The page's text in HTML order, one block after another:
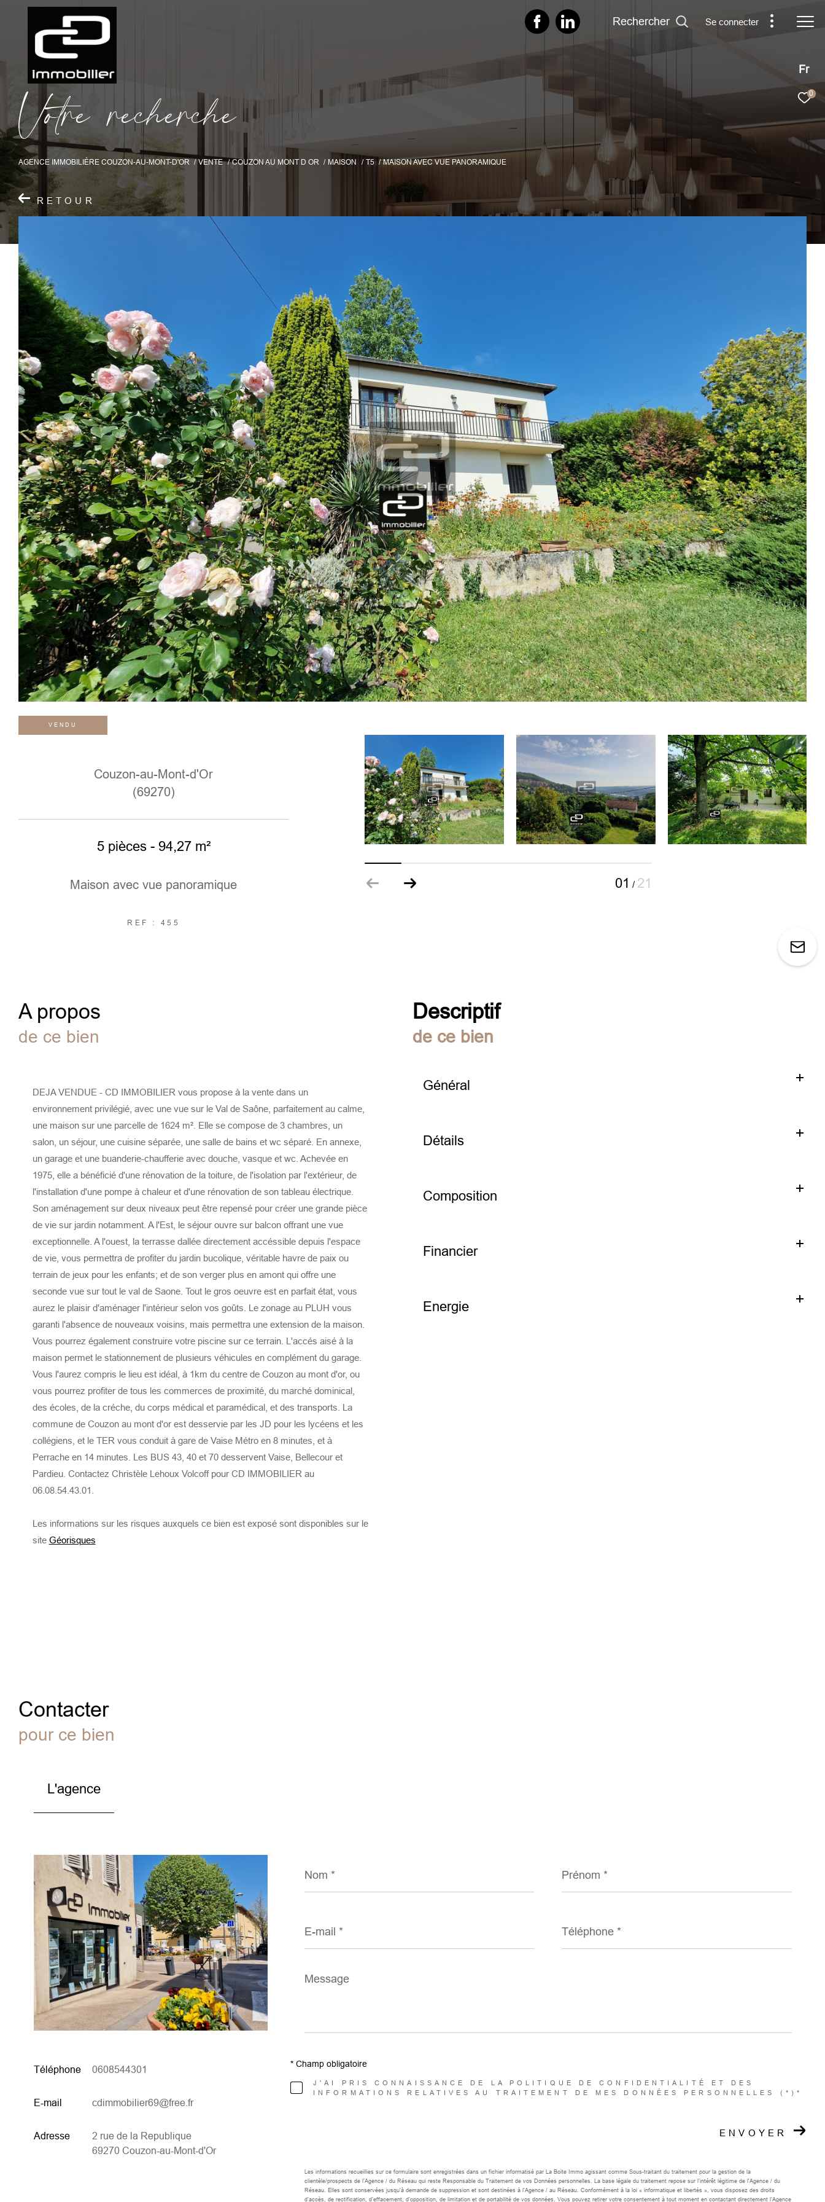
Fr
0
Rechercher Se connecter
Votre recherche
AGENCE IMMOBILIÈRE COUZON-AU-MONT-D'OR VENTE COUZON AU MONT D OR MAISON T5 MAISON AVEC VUE PANORAMIQUE
RETOUR
VENDU
01 / 21
Couzon-au-Mont-d'Or
(69270)
5 pièces - 94,27 m²
Maison avec vue panoramique
REF : 455
a propos
de ce bien
DEJA VENDUE - CD IMMOBILIER vous propose à la vente dans un
environnement privilégié, avec une vue sur le Val de Saône, parfaitement au calme,
une maison sur une parcelle de 1624 m². Elle se compose de 3 chambres, un
salon, un séjour, une cuisine séparée, une salle de bains et wc séparé. En annexe,
un garage et une buanderie-chaufferie avec douche, vasque et wc. Achevée en
1975, elle a bénéficié d'une rénovation de la toiture, de l'isolation par l'extérieur, de
l'installation d'une pompe à chaleur et d'une rénovation de son tableau électrique.
Son aménagement sur deux niveaux peut être repensé pour créer une grande pièce
de vie sur jardin notamment. A l'Est, le séjour ouvre sur balcon offrant une vue
exceptionnelle. A l'ouest, la terrasse dallée directement accéssible depuis l'espace
de vie, vous permettra de profiter du jardin bucolique, véritable havre de paix ou
terrain de jeux pour les enfants; et de son verger plus en amont qui offre une
seconde vue sur tout le val de Saone. Tout le gros oeuvre est en parfait état, vous
aurez le plaisir d'aménager l'intérieur selon vos goûts. Le zonage au PLUH vous
garanti l'absence de nouveaux voisins, mais permettra une extension de la maison.
Vous pourrez également construire votre piscine sur ce terrain. L'accés aisé à la
maison permet le stationnement de plusieurs véhicules en complément du garage.
Vous l'aurez compris le lieu est idéal, à 1km du centre de Couzon au mont d'or, ou
vous pourrez profiter de tous les commerces de proximité, du marché dominical,
des écoles, de la créche, du corps médical et paramédical, et des transports. La
commune de Couzon au mont d'or est desservie par les JD pour les lycéens et les
collégiens, et le TER vous conduit à gare de Vaise Métro en 8 minutes, et à
Perrache en 14 minutes. Les BUS 43, 40 et 70 desservent Vaise, Bellecour et
Pardieu. Contactez Christèle Lehoux Volcoff pour CD IMMOBILIER au
06.08.54.43.01.
Les informations sur les risques auxquels ce bien est exposé sont disponibles sur le
site Géorisques
descriptif
de ce bien
Général
Détails
Composition
Financier
Energie
Contacter
pour ce bien
L'agence
Téléphone 0608544301
E-mail cdimmobilier69@free.fr
Adresse
2 rue de la Republique
69270 Couzon-au-Mont-d'Or
*
*
mail
*
*
Message
*
J'AI PRIS CONNAISSANCE DE LA POLITIQUE DE CONFIDENTIALITÉ ET DES
INFORMATIONS RELATIVES AU TRAITEMENT DE MES DONNÉES PERSONNELLES (*)*
* Champ obligatoire
ENVOYER
Les informations recueillies sur ce formulaire sont enregistrées dans un fichier informatisé par La Boite Immo agissant comme Sous-traitant du traitement pour la gestion de la
clientèle/prospects de l'Agence / du Réseau qui reste Responsable du Traitement de vos Données personnelles. La base légale du traitement repose sur l'intérêt légitime de l'Agence / du
Réseau. Elles sont conservées jusqu'à demande de suppression et sont destinées à l'Agence / au Réseau. Conformément à la loi « informatique et libertés », vous disposez des droits
d’accès, de rectification, d’effacement, d’opposition, de limitation et de portabilité de vos données. Vous pouvez retirer votre consentement à tout moment en contactant directement l’Agence